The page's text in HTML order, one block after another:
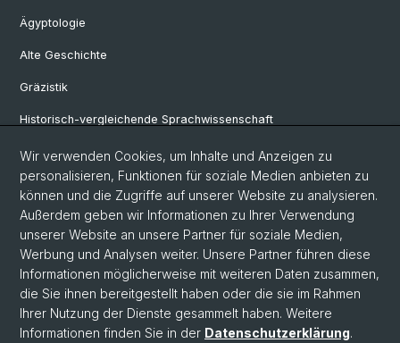
Ägyptologie
Alte Geschichte
Gräzistik
Historisch-vergleichende Sprachwissenschaft
Klassische Archäologie
Latinistik
Ur- und Frühgeschichtliche und Provinzialrömische Archäologie
Vindonissa-Professur
© Universität Basel
Wir verwenden Cookies, um Inhalte und Anzeigen zu
personalisieren, Funktionen für soziale Medien anbieten zu
können und die Zugriffe auf unserer Website zu analysieren.
Außerdem geben wir Informationen zu Ihrer Verwendung
unserer Website an unsere Partner für soziale Medien,
Werbung und Analysen weiter. Unsere Partner führen diese
Informationen möglicherweise mit weiteren Daten zusammen,
die Sie ihnen bereitgestellt haben oder die sie im Rahmen
Ihrer Nutzung der Dienste gesammelt haben. Weitere
Informationen finden Sie in der Datenschutzerklärung.